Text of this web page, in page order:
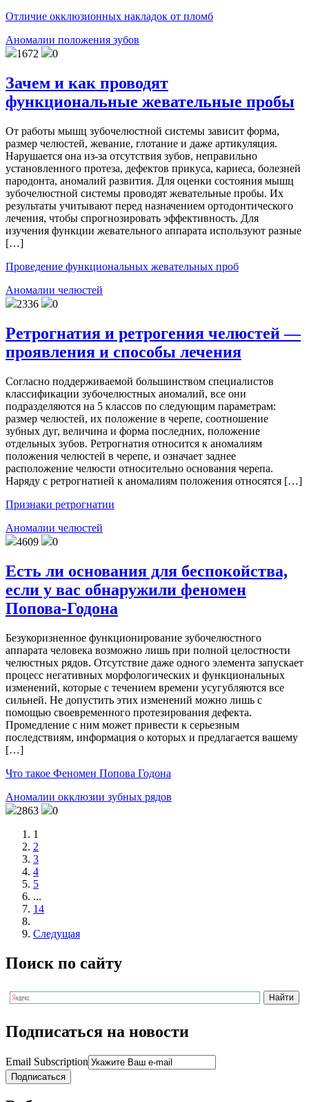
Отличие окклюзионных накладок от пломб
Аномалии положения зубов
1672
0
Зачем и как проводят
функциональные жевательные пробы
От работы мышц зубочелюстной системы зависит форма,
размер челюстей, жевание, глотание и даже артикуляция.
Нарушается она из-за отсутствия зубов, неправильно
установленного протеза, дефектов прикуса, кариеса, болезней
пародонта, аномалий развития. Для оценки состояния мышц
зубочелюстной системы проводят жевательные пробы. Их
результаты учитывают перед назначением ортодонтического
лечения, чтобы спрогнозировать эффективность. Для
изучения функции жевательного аппарата используют разные
[…]
Проведение функциональных жевательных проб
Аномалии челюстей
2336
0
Ретрогнатия и ретрогения челюстей —
проявления и способы лечения
Согласно поддерживаемой большинством специалистов
классификации зубочелюстных аномалий, все они
подразделяются на 5 классов по следующим параметрам:
размер челюстей, их положение в черепе, соотношение
зубных дуг, величина и форма последних, положение
отдельных зубов. Ретрогнатия относится к аномалиям
положения челюстей в черепе, и означает заднее
расположение челюсти относительно основания черепа.
Наряду с ретрогнатией к аномалиям положения относятся […]
Признаки ретрогнатии
Аномалии челюстей
4609
0
Есть ли основания для беспокойства,
если у вас обнаружили феномен
Попова-Годона
Безукоризненное функционирование зубочелюстного
аппарата человека возможно лишь при полной целостности
челюстных рядов. Отсутствие даже одного элемента запускает
процесс негативных морфологических и функциональных
изменений, которые с течением времени усугубляются все
сильней. Не допустить этих изменений можно лишь с
помощью своевременного протезирования дефекта.
Промедление с ним может привести к серьезным
последствиям, информация о которых и предлагается вашему
[…]
Что такое Феномен Попова Годона
Аномалии окклюзии зубных рядов
2863
0
1
2
3
4
5
...
14
Следущая
Поиск по сайту
Подписаться на новости
Email Subscription
Подписаться